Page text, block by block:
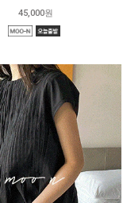
45,000원